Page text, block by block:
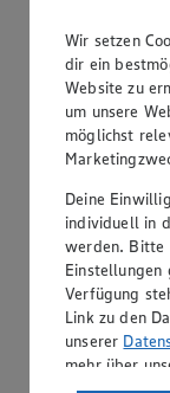
Wir setzen
dir ein
Website zu
um unsere
möglichst
Deine
individuell in
werden. Bitte
Verfügung
Link zu den
unserer
mehr über